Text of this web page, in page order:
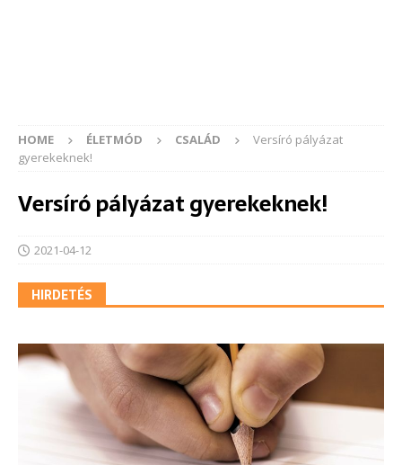
HOME ÉLETMÓD CSALÁD
Versíró pályázat
gyerekeknek!
Versíró pályázat gyerekeknek!
2021-04-12
HIRDETÉS